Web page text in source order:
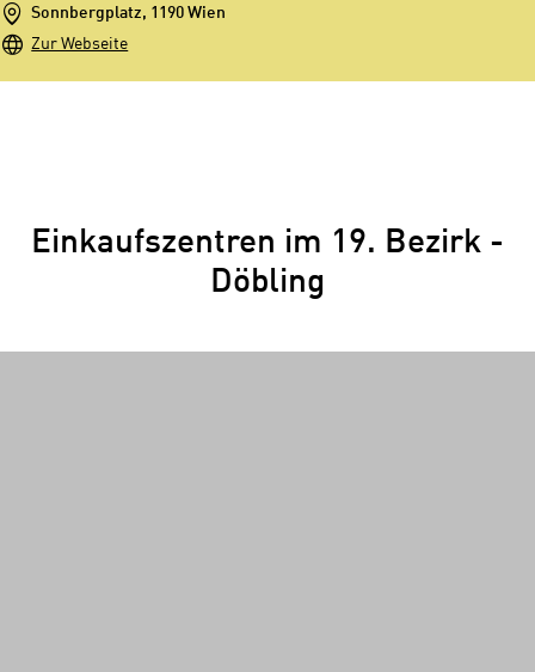
Sonnbergplatz, 1190 Wien
Zur Webseite
Einkaufszentren im 19. Bezirk -
Döbling